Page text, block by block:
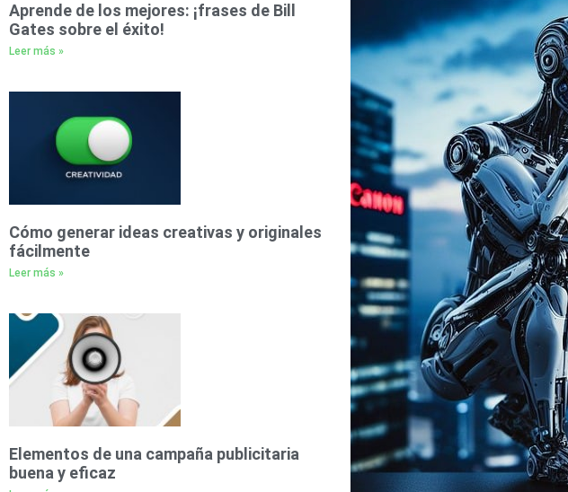
Aprende de los mejores: ¡frases de Bill
Gates sobre el éxito!
Leer más »
Cómo generar ideas creativas y originales
fácilmente
Leer más »
Elementos de una campaña publicitaria
buena y eficaz